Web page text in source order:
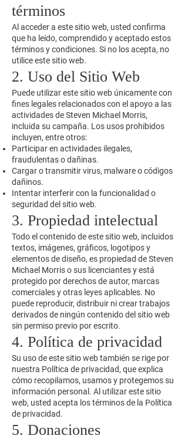
términos
Al acceder a este sitio web, usted confirma
que ha leído, comprendido y aceptado estos
términos y condiciones. Si no los acepta, no
utilice este sitio web.
2. Uso del Sitio Web
Puede utilizar este sitio web únicamente con
fines legales relacionados con el apoyo a las
actividades de Steven Michael Morris,
incluida su campaña. Los usos prohibidos
incluyen, entre otros:
Participar en actividades ilegales,
fraudulentas o dañinas.
Cargar o transmitir virus, malware o códigos
dañinos.
Intentar interferir con la funcionalidad o
seguridad del sitio web.
3. Propiedad intelectual
Todo el contenido de este sitio web, incluidos
textos, imágenes, gráficos, logotipos y
elementos de diseño, es propiedad de Steven
Michael Morris o sus licenciantes y está
protegido por derechos de autor, marcas
comerciales y otras leyes aplicables. No
puede reproducir, distribuir ni crear trabajos
derivados de ningún contenido del sitio web
sin permiso previo por escrito.
4. Política de privacidad
Su uso de este sitio web también se rige por
nuestra Política de privacidad, que explica
cómo recopilamos, usamos y protegemos su
información personal. Al utilizar este sitio
web, usted acepta los términos de la Política
de privacidad.
5. Donaciones